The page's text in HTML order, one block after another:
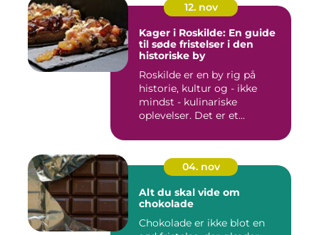
12. nov
Kager i Roskilde: En guide
til søde fristelser i den
historiske by
Roskilde er en by rig på
historie, kultur og - ikke
mindst - kulinariske
oplevelser. Det er et...
04. nov
Alt du skal vide om
chokolade
Chokolade er ikke blot en